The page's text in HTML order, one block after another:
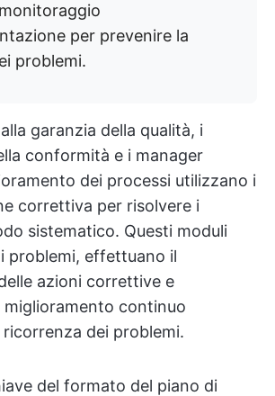
per prevenire la
problemi.
garanzia della qualità, i
conformità e i manager
dei processi utilizzano i
correttiva per risolvere i
sistematico. Questi moduli
problemi, effettuano il
azioni correttive e
continuo
dei problemi.
del formato del piano di